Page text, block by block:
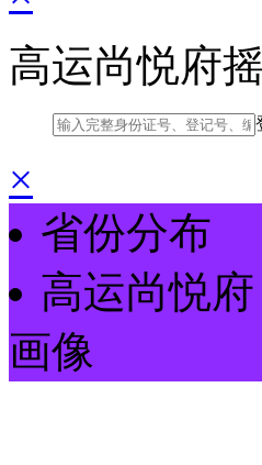
高运尚悦府
×
省份分布
高运尚悦府
画像